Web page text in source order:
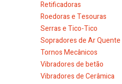
Retificadoras
Roedoras e Tesouras
Serras e Tico-Tico
Sopradores de Ar Quente
Tornos Mecânicos
Vibradores de betão
Vibradores de Cerâmica